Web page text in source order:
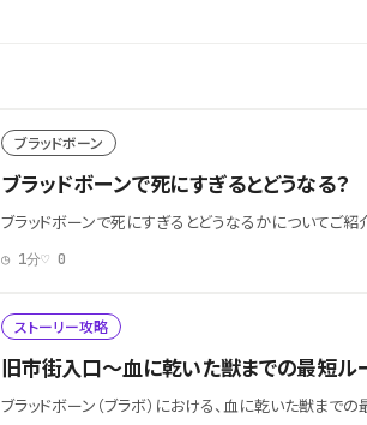
ブラッドボーン
ブラッドボーンで死にすぎるとどうなる？
ブラッドボーンで死にすぎるとどうなるかについてご紹
◷ 1分♡ 0
ストーリー攻略
旧市街入口～血に乾いた獣までの最短ル
ブラッドボーン（ブラボ）における、血に乾いた獣まで